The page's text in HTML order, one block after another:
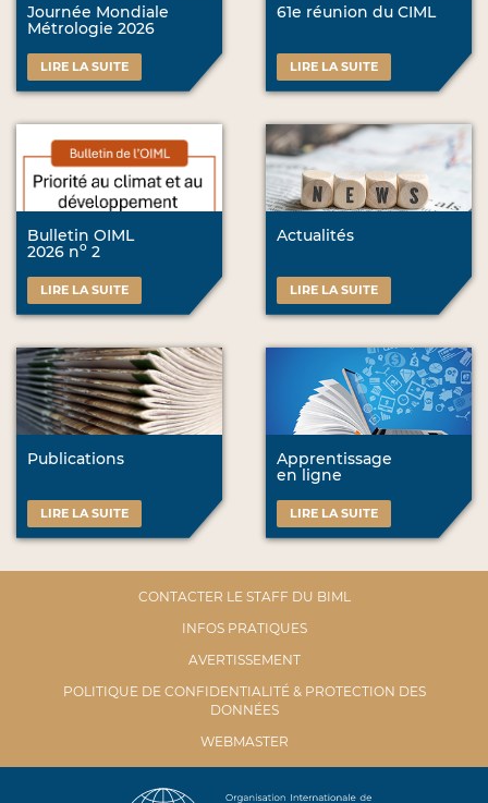
Journée Mondiale
Métrologie 2026
LIRE LA SUITE
61e réunion du CIML
LIRE LA SUITE
Bulletin OIML
2026 no 2
LIRE LA SUITE
Actualités
LIRE LA SUITE
Publications
LIRE LA SUITE
Apprentissage
en ligne
LIRE LA SUITE
CONTACTER LE STAFF DU BIML
INFOS PRATIQUES
AVERTISSEMENT
POLITIQUE DE CONFIDENTIALITÉ & PROTECTION DES
DONNÉES
WEBMASTER